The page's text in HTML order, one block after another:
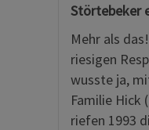
Störtebeker
Mehr als
riesigen
wusste ja,
Familie Hick
riefen 1993